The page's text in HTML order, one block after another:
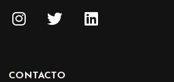
I
n
a
T
w
t
L
i
CONTACTO